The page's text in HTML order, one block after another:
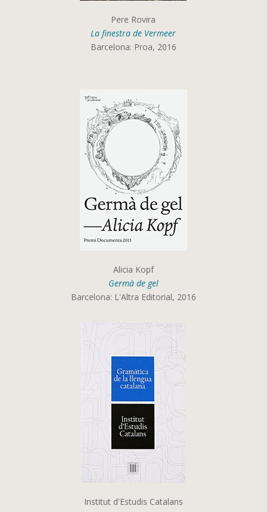
Pere Rovira
La finestra de Vermeer
Barcelona: Proa, 2016
Alicia Kopf
Germà de gel
Barcelona: L'Altra Editorial, 2016
Institut d'Estudis Catalans